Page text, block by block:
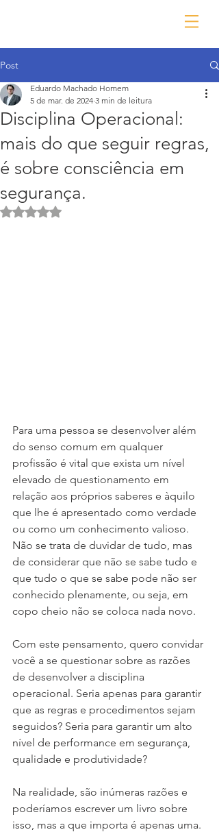
Post
Disciplina Operacional:
mais do que seguir regras,
é sobre consciência em
segurança.
Eduardo Machado Homem
5 de mar. de 2024 3 min de leitura
Avaliado com NaN de 5 estrelas.
Para uma pessoa se desenvolver além
do senso comum em qualquer
profissão é vital que exista um nível
elevado de questionamento em
relação aos próprios saberes e àquilo
que lhe é apresentado como verdade
ou como um conhecimento valioso.
Não se trata de duvidar de tudo, mas
de considerar que não se sabe tudo e
que tudo o que se sabe pode não ser
conhecido plenamente, ou seja, em
copo cheio não se coloca nada novo.
Com este pensamento, quero convidar
você a se questionar sobre as razões
de desenvolver a disciplina
operacional. Seria apenas para garantir
que as regras e procedimentos sejam
seguidos? Seria para garantir um alto
nível de performance em segurança,
qualidade e produtividade?
Na realidade, são inúmeras razões e
poderíamos escrever um livro sobre
isso, mas a que importa é apenas uma.